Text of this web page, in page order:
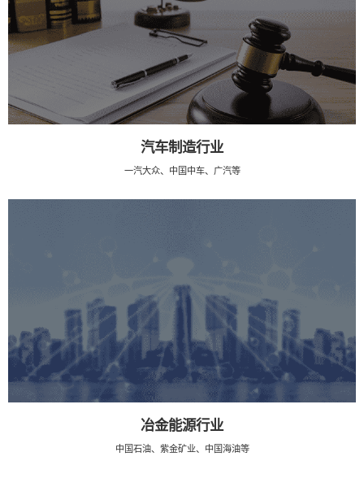
汽车制造行业
一汽大众、中国中车、广汽等
冶金能源行业
中国石油、紫金矿业、中国海油等